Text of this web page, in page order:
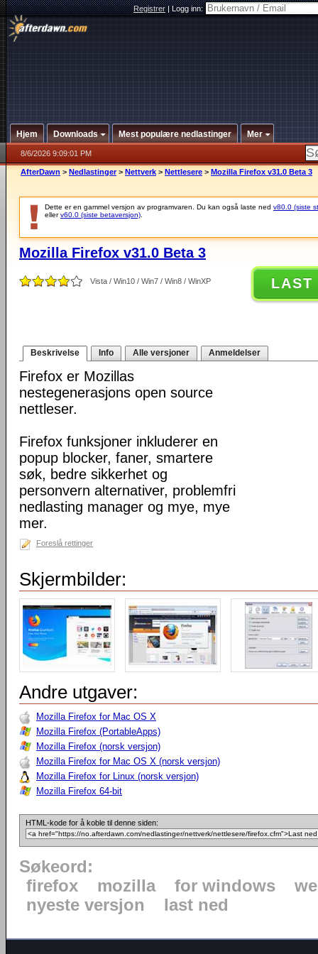
Registrer|Logg inn:
Hjem Downloads Mest populære nedlastinger Mer
8/6/2026 9:09:01 PM
AfterDawn > Nedlastinger > Nettverk > Nettlesere > Mozilla Firefox v31.0 Beta 3
Dette er en gammel versjon av programvaren. Du kan også laste ned v80.0 (siste
ellerv60.0 (siste betaversjon)
Mozilla Firefox v31.0 Beta 3
Vista / Win10 / Win7 / Win8 / WinXP LAST
Beskrivelse Info Alle versjoner Anmeldelser
Firefox er Mozillas
nestegenerasjons open source
nettleser.
Firefox funksjoner inkluderer en
popup blocker, faner, smartere
søk, bedre sikkerhet og
personvern alternativer, problemfri
nedlasting manager og mye, mye
mer.
Foreslå rettinger
Skjermbilder:
Andre utgaver:
Mozilla Firefox for Mac OS X
Mozilla Firefox (PortableApps)
Mozilla Firefox (norsk versjon)
Mozilla Firefox for Mac OS X (norsk versjon)
Mozilla Firefox for Linux (norsk versjon)
Mozilla Firefox 64-bit
HTML-kode for å koble til denne siden:
Søkeord:
firefox
mozilla for windows
nyeste versjon
last ned